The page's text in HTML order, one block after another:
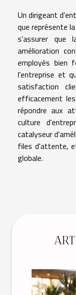
Un dirigeant
que représente
s'assurer que
amélioration
employés bien
l'entreprise et
satisfaction
efficacement
répondre aux
culture
catalyseur
files d'attente,
globale.